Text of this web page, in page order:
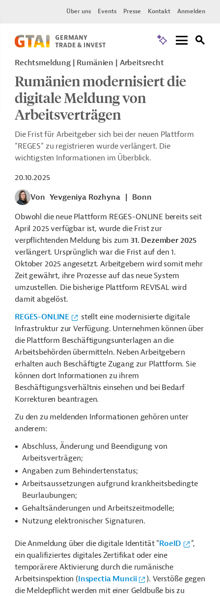
Über uns Events Presse Kontakt Anmelden
Rechtsmeldung | Rumänien | Arbeitsrecht
Rumänien modernisiert die
digitale Meldung von
Arbeitsverträgen
Die Frist für Arbeitgeber sich bei der neuen Plattform
"REGES" zu registrieren wurde verlängert. Die
wichtigsten Informationen im Überblick.
20.10.2025
Von Yevgeniya Rozhyna
Bonn
Obwohl die neue Plattform REGES-ONLINE bereits seit
April 2025 verfügbar ist, wurde die Frist zur
verpflichtenden Meldung bis zum 31. Dezember 2025
verlängert. Ursprünglich war die Frist auf den 1.
Oktober 2025 angesetzt. Arbeitgebern wird somit mehr
Zeit gewährt, ihre Prozesse auf das neue System
umzustellen. Die bisherige Plattform REVISAL wird
damit abgelöst.
REGES-ONLINE
stellt eine modernisierte digitale
Infrastruktur zur Verfügung. Unternehmen können über
die Plattform Beschäftigungsunterlagen an die
Arbeitsbehörden übermitteln. Neben Arbeitgebern
erhalten auch Beschäftigte Zugang zur Plattform. Sie
können dort Informationen zu ihrem
Beschäftigungsverhältnis einsehen und bei Bedarf
Korrekturen beantragen.
Zu den zu meldenden Informationen gehören unter
anderem:
Abschluss, Änderung und Beendigung von
Arbeitsverträgen;
Angaben zum Behindertenstatus;
Arbeitsaussetzungen aufgrund krankheitsbedingte
Beurlaubungen;
Gehaltsänderungen und Arbeitszeitmodelle;
Nutzung elektronischer Signaturen.
Die Anmeldung über die digitale Identität "RoeID
",
ein qualifiziertes digitales Zertifikat oder eine
temporärere Aktivierung durch die rumänische
Arbeitsinspektion (Inspectia Muncii
). Verstöße gegen
die Meldepflicht werden mit einer Geldbuße bis zu